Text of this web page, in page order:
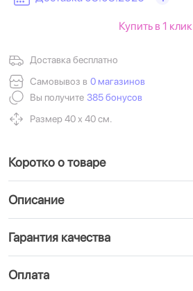
Доставка бесплатно
Самовывоз в 0 магазинов
Вы получите 385 бонусов
Размер 40 х 40 см.
Купить в 1 клик
Коротко о товаре
Описание
Гарантия качества
Оплата